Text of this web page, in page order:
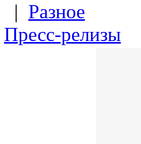
| Разное
Пресс-релизы